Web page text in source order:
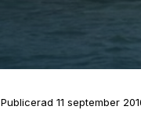
Publicerad 11 september